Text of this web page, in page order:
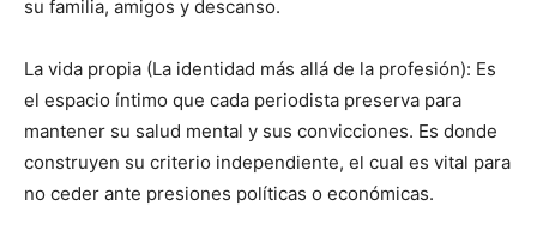
su familia, amigos y descanso.
La vida propia (La identidad más allá de la profesión): Es
el espacio íntimo que cada periodista preserva para
mantener su salud mental y sus convicciones. Es donde
construyen su criterio independiente, el cual es vital para
no ceder ante presiones políticas o económicas.